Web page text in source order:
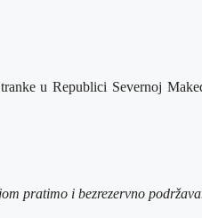
u Republici Severnoj
pratimo i bezrezervno